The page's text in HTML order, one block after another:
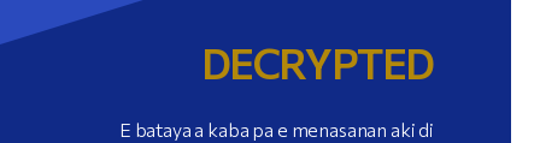
DECRYPTED
E bataya a kaba pa e menasanan aki di